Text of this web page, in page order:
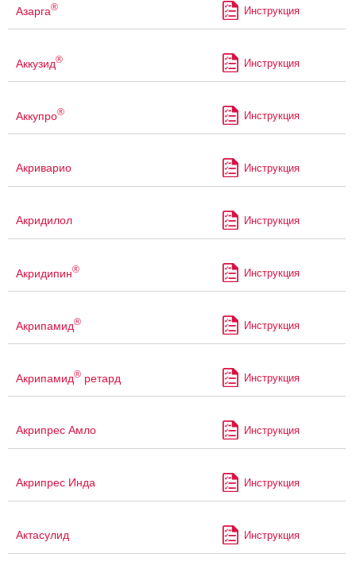
Азарга® Инструкция
Аккузид® Инструкция
Аккупро® Инструкция
Акриварио Инструкция
Акридилол Инструкция
Акридипин® Инструкция
Акрипамид® Инструкция
Акрипамид® ретард Инструкция
Акрипрес Амло Инструкция
Акрипрес Инда Инструкция
Актасулид Инструкция